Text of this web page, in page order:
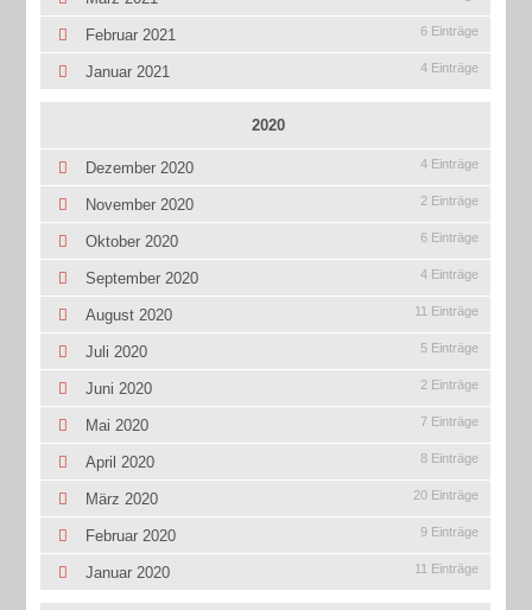
Februar 2021 6 Einträge
Januar 2021 4 Einträge
2020
Dezember 2020 4 Einträge
November 2020 2 Einträge
Oktober 2020 6 Einträge
September 2020 4 Einträge
August 2020 11 Einträge
Juli 2020 5 Einträge
Juni 2020 2 Einträge
Mai 2020 7 Einträge
April 2020 8 Einträge
März 2020 20 Einträge
Februar 2020 9 Einträge
Januar 2020 11 Einträge